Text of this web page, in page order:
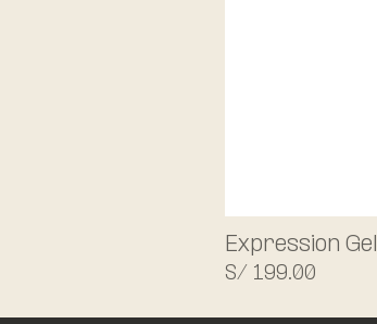
Expression Gel
Precio
S/ 199.00